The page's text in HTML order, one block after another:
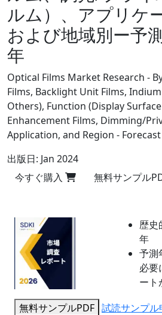
ルム）、アプリケ
および地域別ー予
年
Optical Films Market Research -
Films, Backlight Unit Films,
Others), Function (Display
Enhancement Films, Dimming/
Application, and Region -
出版日: Jan 2024
今すぐ購入
無料サンプル
歴史
年
予測
必要
ート
無料サンプルPDF 試読サンプル